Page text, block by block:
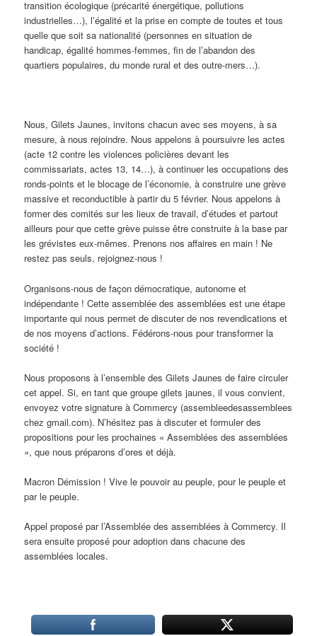
transition écologique (précarité énergétique, pollutions
industrielles…), l’égalité et la prise en compte de toutes et tous
quelle que soit sa nationalité (personnes en situation de
handicap, égalité hommes-femmes, fin de l’abandon des
quartiers populaires, du monde rural et des outre-mers…).
Nous, Gilets Jaunes, invitons chacun avec ses moyens, à sa
mesure, à nous rejoindre. Nous appelons à poursuivre les actes
(acte 12 contre les violences policières devant les
commissariats, actes 13, 14…), à continuer les occupations des
ronds-points et le blocage de l’économie, à construire une grève
massive et reconductible à partir du 5 février. Nous appelons à
former des comités sur les lieux de travail, d’études et partout
ailleurs pour que cette grève puisse être construite à la base par
les grévistes eux-mêmes. Prenons nos affaires en main ! Ne
restez pas seuls, rejoignez-nous !
Organisons-nous de façon démocratique, autonome et
indépendante ! Cette assemblée des assemblées est une étape
importante qui nous permet de discuter de nos revendications et
de nos moyens d’actions. Fédérons-nous pour transformer la
société !
Nous proposons à l’ensemble des Gilets Jaunes de faire circuler
cet appel. Si, en tant que groupe gilets jaunes, il vous convient,
envoyez votre signature à Commercy (assembleedesassemblees
chez gmail.com). N’hésitez pas à discuter et formuler des
propositions pour les prochaines « Assemblées des assemblées
», que nous préparons d’ores et déjà.
Macron Démission ! Vive le pouvoir au peuple, pour le peuple et
par le peuple.
Appel proposé par l’Assemblée des assemblées à Commercy. Il
sera ensuite proposé pour adoption dans chacune des
assemblées locales.